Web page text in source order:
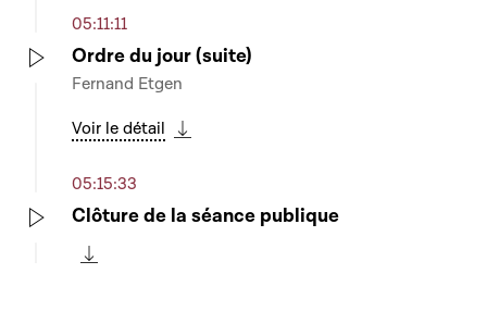
05:11:11
Ordre du jour (suite)
Fernand Etgen
Voir le détail
05:15:33
Clôture de la séance publique